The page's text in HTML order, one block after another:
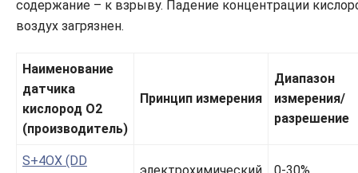
содержание – к взрыву. Падение концентрации
воздух загрязнен.
Наименование
датчика
кислород O2
(производитель)
Принцип измерения
Диапазон
измерения/
разрешение
S+4OX (DD